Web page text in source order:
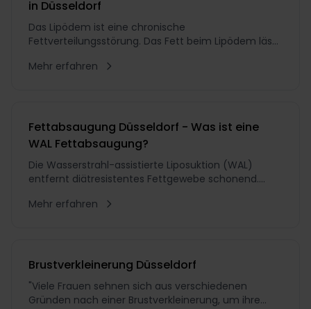
in Düsseldorf
Das Lipödem ist eine chronische
Fettverteilungsstörung. Das Fett beim Lipödem lässt
ausgeprägter Form mit der PAL-Methode absaugen.
Mehr erfahren
Fettabsaugung Düsseldorf - Was ist eine
WAL Fettabsaugung?
Die Wasserstrahl-assistierte Liposuktion (WAL)
entfernt diätresistentes Fettgewebe schonend.
Dr. Schuhmann.
Mehr erfahren
Brustverkleinerung Düsseldorf
"Viele Frauen sehnen sich aus verschiedenen
Gründen nach einer Brustverkleinerung, um ihre